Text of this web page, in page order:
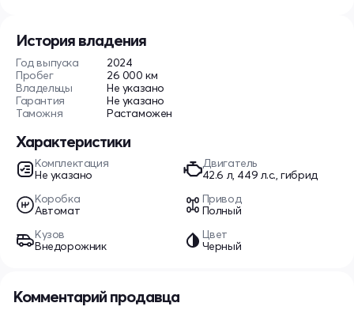
История владения
Год выпуска
2024
Пробег
26 000 км
Владельцы
Не указано
Гарантия
Не указано
Таможня
Растаможен
Характеристики
Комплектация
Не указано
Двигатель
42.6 л, 449 л.с., гибрид
Коробка
Автомат
Привод
Полный
Кузов
Внедорожник
Цвет
Черный
Комментарий продавца